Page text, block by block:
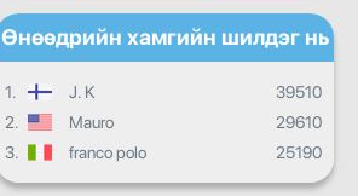
Өнөөдрийн хамгийн шилдэг нь
1. J. K
39510
2.
Mauro
29610
3.
franco polo 25190